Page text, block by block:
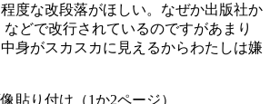
度な改段落がほしい。なぜか出版社か
どで改行されているのですがあまり
身がスカスカに見えるからわたしは嫌
貼り付け（1か2ページ）